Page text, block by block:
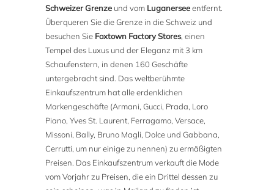
Schweizer Grenze und vom Luganerseeentfernt.
Überqueren Sie die Grenze in die Schweiz und
besuchen Sie Foxtown Factory Stores, einen
Tempel des Luxus und der Eleganz mit 3 km
Schaufenstern, in denen 160 Geschäfte
untergebracht sind. Das weltberühmte
Einkaufszentrum hat alle erdenklichen
Markengeschäfte (Armani, Gucci, Prada, Loro
Piano, Yves St. Laurent, Ferragamo, Versace,
Missoni, Bally, Bruno Magli, Dolce und Gabbana,
Cerrutti, um nur einige zu nennen) zu ermäßigten
Preisen. Das Einkaufszentrum verkauft die Mode
vom Vorjahr zu Preisen, die ein Drittel dessen zu